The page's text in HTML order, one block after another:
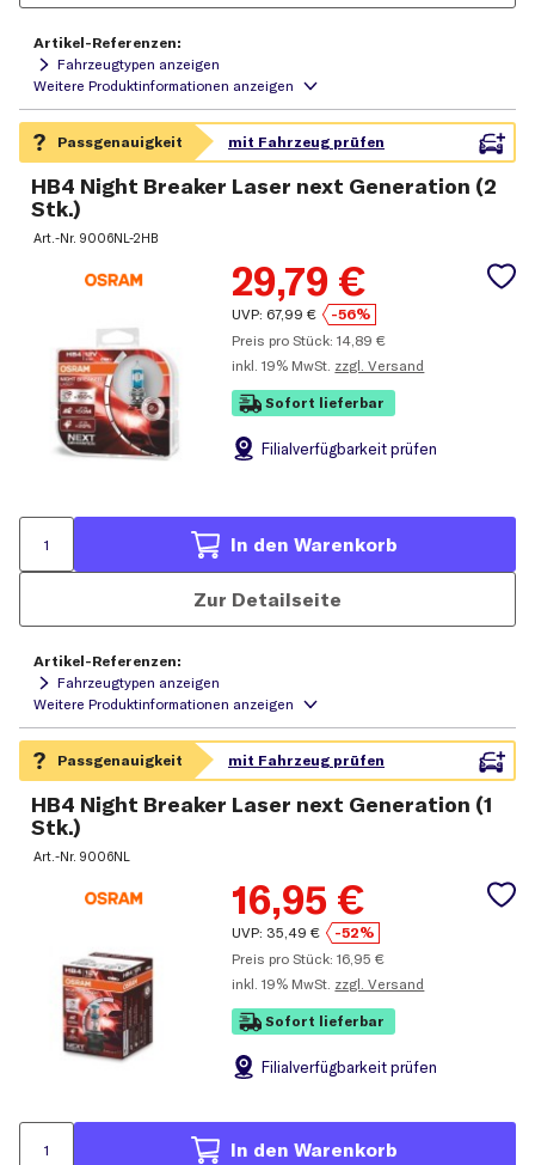
Artikel-Referenzen:
Fahrzeugtypen anzeigen
HB4 Night Breaker Laser next Generation (2
Stk.)
Art.-Nr.9006NL-2HB
29,79 €
UVP: 67,99 €
-56%
Preis pro Stück:14,89 €
inkl. 19% MwSt. zzgl. Versand
Sofort lieferbar
Filialverfügbarkeit prüfen
In den Warenkorb
Zur Detailseite
Artikel-Referenzen:
Fahrzeugtypen anzeigen
HB4 Night Breaker Laser next Generation (1
Stk.)
Art.-Nr.9006NL
16,95 €
UVP: 35,49 €
-52%
Preis pro Stück:16,95 €
inkl. 19% MwSt. zzgl. Versand
Sofort lieferbar
Filialverfügbarkeit prüfen
In den Warenkorb